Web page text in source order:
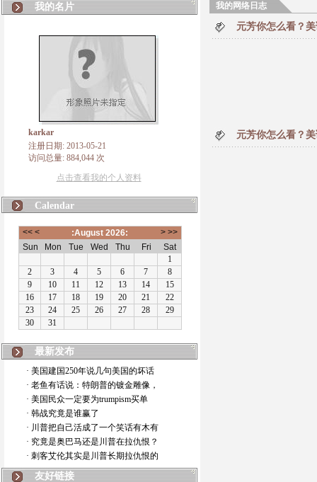
我的名片
karkar
注册日期: 2013-05-21
访问总量: 884,044 次
点击查看我的个人资料
Calendar
最新发布
· 美国建国250年说几句美国的坏话
· 老鱼有话说：特朗普的镀金雕像，
· 美国民众一定要为trumpism买单
· 韩战究竟是谁赢了
· 川普把自己活成了一个笑话有木有
· 究竟是奥巴马还是川普在拉仇恨？
· 刺客艾伦其实是川普长期拉仇恨的
友好链接
我的网络日志
元芳你怎么看？
元芳你怎么看？